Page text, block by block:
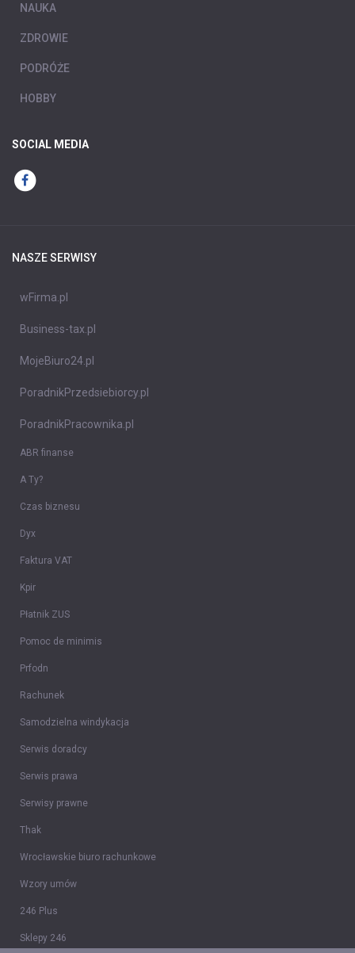
NAUKA
ZDROWIE
PODRÓŻE
HOBBY
SOCIAL MEDIA
NASZE SERWISY
wFirma.pl
Business-tax.pl
MojeBiuro24.pl
PoradnikPrzedsiebiorcy.pl
PoradnikPracownika.pl
ABR finanse
A Ty?
Czas biznesu
Dyx
Faktura VAT
Kpir
Płatnik ZUS
Pomoc de minimis
Prfodn
Rachunek
Samodzielna windykacja
Serwis doradcy
Serwis prawa
Serwisy prawne
Thak
Wrocławskie biuro rachunkowe
Wzory umów
246 Plus
Sklepy 246